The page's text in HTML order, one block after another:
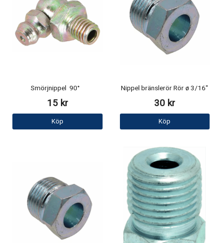
Smörjnippel 90°
15 kr
Köp
Nippel bränslerör Rör ø 3/16"
30 kr
Köp